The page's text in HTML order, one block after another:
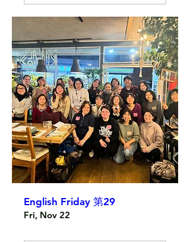
English Friday 第29
Fri, Nov 22